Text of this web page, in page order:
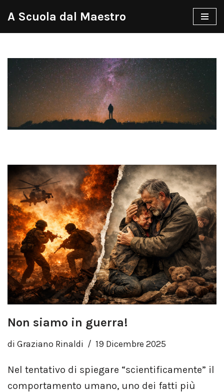
contenuto
A Scuola dal Maestro
Non siamo in guerra!
di Graziano Rinaldi 19 Dicembre 2025
Nel tentativo di spiegare “scientificamente” il
comportamento umano, uno dei fatti più